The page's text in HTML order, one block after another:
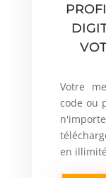
Votre
code ou
en